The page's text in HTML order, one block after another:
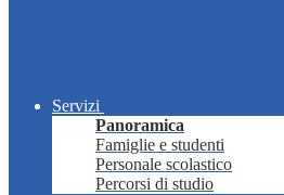
Servizi
Panoramica
Famiglie e studenti
Personale scolastico
Percorsi di studio